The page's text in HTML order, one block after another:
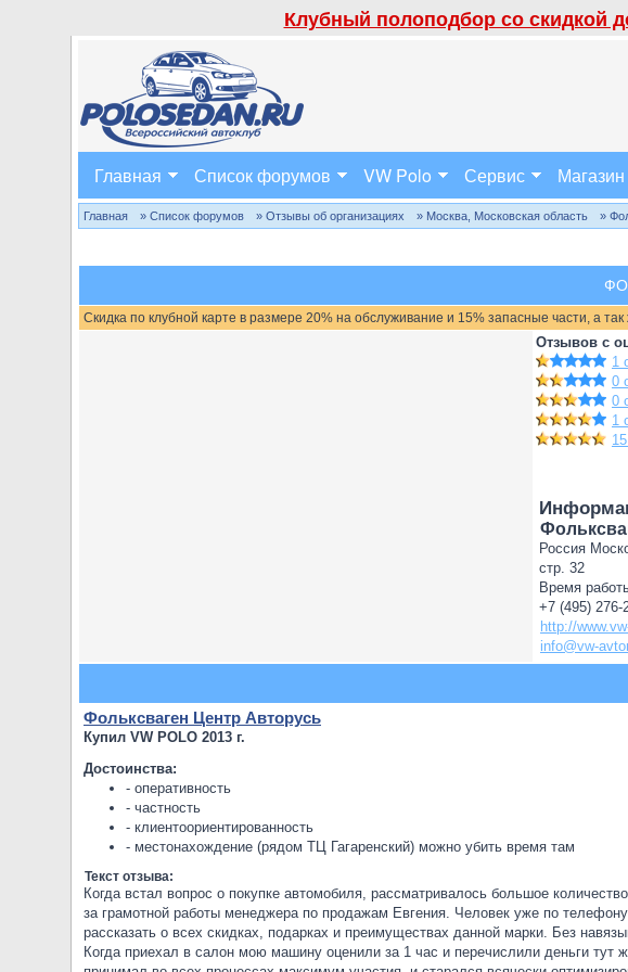
Клубный полоподбор со скидкой
Главная Список форумов VW Polo Сервис Магазин
Главная » Список форумов » Отзывы об организациях » Москва, Московская область »
Скидка по клубной карте в размере 20% на обслуживание и 15% запасные части, а
Отзывов с
1
0
0
1
Россия
стр. 32
Время
+7 (495) 276-
http://
info@vw-
Фольксваген Центр Авторусь
Купил VW POLO 2013 г.
Достоинства:
- оперативность
- частность
- клиентоориентированность
- местонахождение (рядом ТЦ Гагаренский) можно убить время там
Текст отзыва:
Когда встал вопрос о покупке автомобиля, рассматривалось большое
за грамотной работы менеджера по продажам Евгения. Человек уже по
рассказать о всех скидках, подарках и преимуществах данной марки. Без
Когда приехал в салон мою машину оценили за 1 час и перечислили деньги тут